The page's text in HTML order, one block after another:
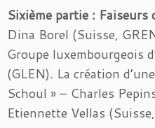
Sixième partie : Faiseurs
Dina Borel (Suisse,
Groupe luxembourgeois
(GLEN). La création
Schoul » – Charles
Etiennette Vellas